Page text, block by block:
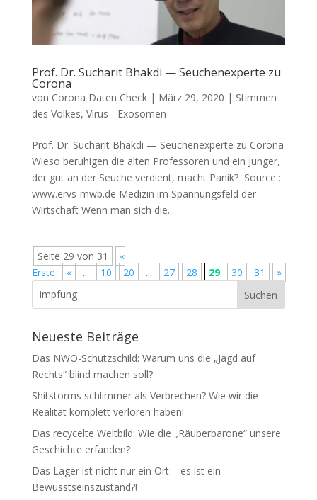
Prof. Dr. Sucharit Bhakdi — Seuchenexperte zu
Corona
von Corona Daten Check| März 29, 2020 | Stimmen
des Volkes, Virus - Exosomen
Prof. Dr. Sucharit Bhakdi — Seuchenexperte zu Corona
Wie­so beru­hi­gen die alten Pro­fes­so­ren und ein Jun­ger,
der gut an der Seu­che ver­dient, macht Panik? Source :
www.ervs-mwb.de Medi­zin im Span­nungs­feld der
Wirtschaft Wenn man sich die...
Seite 29 von 31
«
Erste
« ... 10 20 ... 27 28 29 30 31 »
Neueste Beiträge
Das NWO-Schutzschild: Warum uns die „Jagd auf
Rechts“ blind machen soll?
Shitstorms schlimmer als Verbrechen? Wie wir die
Realität komplett verloren haben!
Das recycelte Weltbild: Wie die „Räuberbarone“ unsere
Geschichte erfanden?
Das Lager ist nicht nur ein Ort – es ist ein
Bewusstseinszustand?!